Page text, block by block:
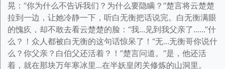
晃：“你为什么不告诉我们？为什么要隐瞒？”楚言将云楚楚
拉到一边，让她冷静一下，听白无衡把话说完。白无衡满眼
的愧疚，却不敢去看云楚楚的脸：“我...见到我父亲了......”什
么？！众人都被白无衡的这句话惊呆了！“无...无衡哥你说什
么？你父亲？白伯父还活着？！”楚言问道。“是，他还活
着，就在那块万年寒冰里...在半妖皇闭关修炼的山洞里。